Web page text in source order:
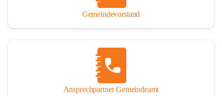
Gemeindevorstand
Ansprechpartner Gemeindeamt